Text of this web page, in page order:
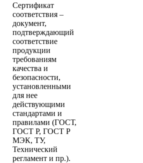
Сертификат
соответствия –
документ,
подтверждающий
соответствие
продукции
требованиям
качества и
безопасности,
установленными
для нее
действующими
стандартами и
правилами (ГОСТ,
ГОСТ Р, ГОСТ Р
МЭК, ТУ,
Технический
регламент и пр.).